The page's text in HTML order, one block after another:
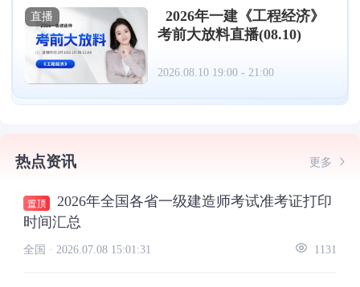
直播
2026年一建《工程经济》
考前大放料直播(08.10)
2026.08.10 19:00 - 21:00
热点资讯 更多
2026年全国各省一级建造师考试准考证打印
时间汇总
全国 · 2026.07.08 15:01:31 1131